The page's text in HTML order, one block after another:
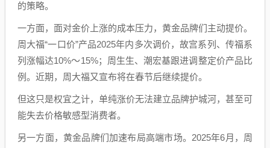
的策略。
一方面，面对金价上涨的成本压力，黄金品牌们主动提价。
周大福“一口价”产品2025年内多次调价，故宫系列、传福系
列涨幅达10%～15%；周生生、潮宏基跟进调整定价产品比
例。近期，周大福又宣布将在春节后继续提价。
但这只是权宜之计，单纯涨价无法建立品牌护城河，甚至可
能失去价格敏感型消费者。
另一方面，黄金品牌们加速布局高端市场。2025年6月，周